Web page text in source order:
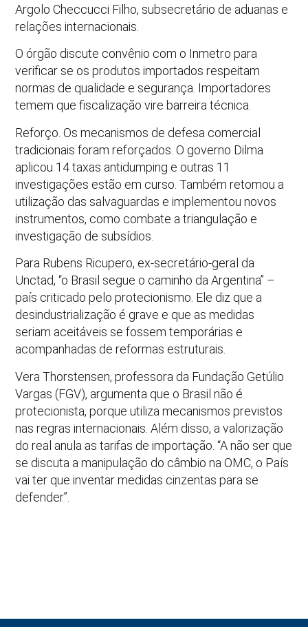
Argolo Checcucci Filho, subsecretário de aduanas e
relações internacionais.
O órgão discute convênio com o Inmetro para
verificar se os produtos importados respeitam
normas de qualidade e segurança. Importadores
temem que fiscalização vire barreira técnica.
Reforço. Os mecanismos de defesa comercial
tradicionais foram reforçados. O governo Dilma
aplicou 14 taxas antidumping e outras 11
investigações estão em curso. Também retomou a
utilização das salvaguardas e implementou novos
instrumentos, como combate a triangulação e
investigação de subsídios.
Para Rubens Ricupero, ex-secretário-geral da
Unctad, “o Brasil segue o caminho da Argentina” –
país criticado pelo protecionismo. Ele diz que a
desindustrialização é grave e que as medidas
seriam aceitáveis se fossem temporárias e
acompanhadas de reformas estruturais.
Vera Thorstensen, professora da Fundação Getúlio
Vargas (FGV), argumenta que o Brasil não é
protecionista, porque utiliza mecanismos previstos
nas regras internacionais. Além disso, a valorização
do real anula as tarifas de importação. “A não ser que
se discuta a manipulação do câmbio na OMC, o País
vai ter que inventar medidas cinzentas para se
defender”.